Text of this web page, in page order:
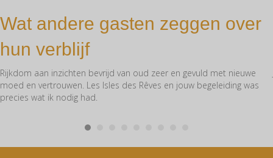
Wat andere gasten zeggen over
hun verblijf
Rijkdom aan inzichten bevrijd van oud zeer en gevuld met nieuwe
moed en vertrouwen. Les Isles des Rêves en jouw begeleiding was
precies wat ik nodig had.